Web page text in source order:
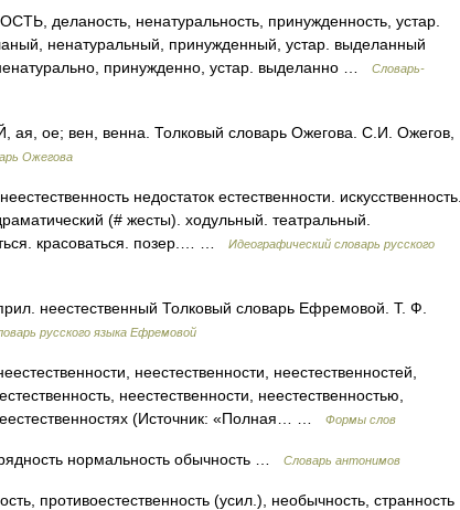
деланость, ненатуральность, принужденность, устар.
ненатуральный, принужденный, устар. выделанный
принужденно, устар. выделанно …
Словарь-
ое; вен, венна. Толковый словарь Ожегова. С.И. Ожегов,
Ожегова
недостаток естественности. искусственность.
(# жесты). ходульный. театральный.
красоваться. позер.… …
Идеографический словарь русского
неестественный Толковый словарь Ефремовой. Т. Ф.
русского языка Ефремовой
неестественности, неестественностей,
неестественности, неестественностью,
(Источник: «Полная… …
Формы слов
нормальность обычность … Словарь антонимов
противоестественность (усил.), необычность, странность